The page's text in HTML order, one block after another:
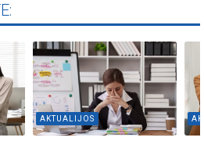
AKTUALIJOS